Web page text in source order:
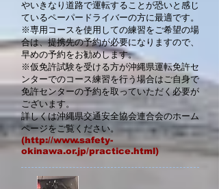
やいきなり道路で運転することが恐いと感じ
ているペーパードライバーの方に最適です。
※専用コースを使用しての練習をご希望の場
合は、提携先の予約が必要になりますので、
早めの予約をお勧めします。
※仮免許試験を受ける方が沖縄県運転免許セ
ンターでのコース練習を行う場合はご自身で
免許センターの予約を取っていただく必要が
ございます。
詳しくは沖縄県交通安全協会連合会のホーム
ページをご覧ください。
(http://www.safety-
okinawa.or.jp/practice.html)